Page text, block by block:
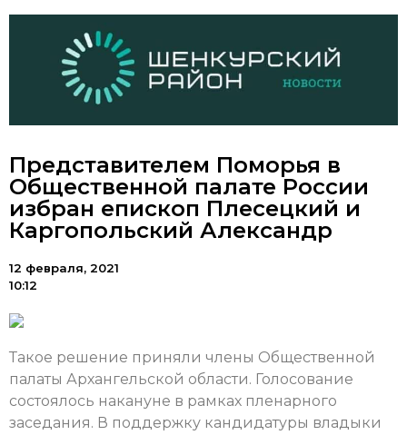
Представителем Поморья в
Общественной палате России
избран епископ Плесецкий и
Каргопольский Александр
12 февраля, 2021
10:12
Такое решение приняли члены Общественной
палаты Архангельской области. Голосование
состоялось накануне в рамках пленарного
заседания. В поддержку кандидатуры владыки